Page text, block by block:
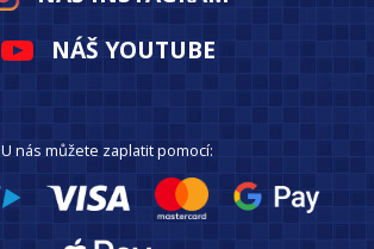
NÁŠ YOUTUBE
U nás můžete zaplatit pomocí: